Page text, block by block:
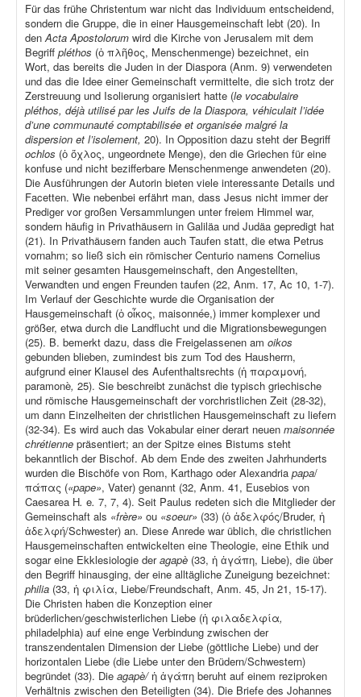
Für das frühe Christentum war nicht das Individuum entscheidend,
sondern die Gruppe, die in einer Hausgemeinschaft lebt (20). In
denActa Apostolorum wird die Kirche von Jerusalem mit dem
Begriff pléthos (ὁ πλῆθος, Menschenmenge) bezeichnet, ein
Wort, das bereits die Juden in der Diaspora (Anm. 9) verwendeten
und das die Idee einer Gemeinschaft vermittelte, die sich trotz der
Zerstreuung und Isolierung organisiert hatte (le vocabulaire
pléthos, déjà utilisé par les Juifs de la Diaspora, véhiculait l’idée
d’une communauté comptabilisée et organisée malgré la
dispersion et l’isolement, 20). In Opposition dazu steht der Begriff
ochlos (ὁ ὄχλος, ungeordnete Menge), den die Griechen für eine
konfuse und nicht bezifferbare Menschenmenge anwendeten (20).
Die Ausführungen der Autorin bieten viele interessante Details und
Facetten. Wie nebenbei erfährt man, dass Jesus nicht immer der
Prediger vor großen Versammlungen unter freiem Himmel war,
sondern häufig in Privathäusern in Galiläa und Judäa gepredigt hat
(21). In Privathäusern fanden auch Taufen statt, die etwa Petrus
vornahm; so ließ sich ein römischer Centurio namens Cornelius
mit seiner gesamten Hausgemeinschaft, den Angestellten,
Verwandten und engen Freunden taufen (22, Anm. 17, Ac 10, 1-7).
Im Verlauf der Geschichte wurde die Organisation der
Hausgemeinschaft (ὁ οἶκος, maisonnée,) immer komplexer und
größer, etwa durch die Landflucht und die Migrationsbewegungen
(25). B. bemerkt dazu, dass die Freigelassenen am oikos
gebunden blieben, zumindest bis zum Tod des Hausherrn,
aufgrund einer Klausel des Aufenthaltsrechts (ἡ παραμονή,
paramonè, 25). Sie beschreibt zunächst die typisch griechische
und römische Hausgemeinschaft der vorchristlichen Zeit (28-32),
um dann Einzelheiten der christlichen Hausgemeinschaft zu liefern
(32-34). Es wird auch das Vokabular einer derart neuen maisonnée
chrétienne präsentiert; an der Spitze eines Bistums steht
bekanntlich der Bischof. Ab dem Ende des zweiten Jahrhunderts
wurden die Bischöfe von Rom, Karthago oder Alexandria papa/
πάπας («pape», Vater) genannt (32, Anm. 41, Eusebios von
Caesarea H. e. 7, 7, 4). Seit Paulus redeten sich die Mitglieder der
Gemeinschaft als «frère» ou «soeur» (33) (ὁ ἀδελφός/Bruder, ἡ
ἀδελφή/Schwester) an. Diese Anrede war üblich, die christlichen
Hausgemeinschaften entwickelten eine Theologie, eine Ethik und
sogar eine Ekklesiologie deragapè (33, ἡ ἀγάπη, Liebe), die über
den Begriff hinausging, der eine alltägliche Zuneigung bezeichnet:
philia (33, ἡ φιλία, Liebe/Freundschaft, Anm. 45, Jn 21, 15-17).
Die Christen haben die Konzeption einer
brüderlichen/geschwisterlichen Liebe (ἡ φιλαδελφία,
philadelphia) auf eine enge Verbindung zwischen der
transzendentalen Dimension der Liebe (göttliche Liebe) und der
horizontalen Liebe (die Liebe unter den Brüdern/Schwestern)
begründet (33). Die agapè/ἡ ἀγάπη beruht auf einem reziproken
Verhältnis zwischen den Beteiligten (34). Die Briefe des Johannes